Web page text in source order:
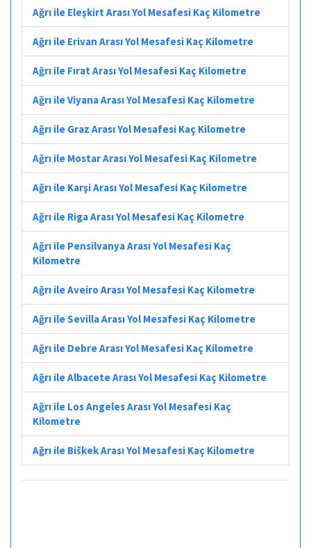
Ağrı ile Eleşkirt Arası Yol Mesafesi Kaç Kilometre
Ağrı ile Erivan Arası Yol Mesafesi Kaç Kilometre
Ağrı ile Fırat Arası Yol Mesafesi Kaç Kilometre
Ağrı ile Viyana Arası Yol Mesafesi Kaç Kilometre
Ağrı ile Graz Arası Yol Mesafesi Kaç Kilometre
Ağrı ile Mostar Arası Yol Mesafesi Kaç Kilometre
Ağrı ile Karşi Arası Yol Mesafesi Kaç Kilometre
Ağrı ile Riga Arası Yol Mesafesi Kaç Kilometre
Ağrı ile Pensilvanya Arası Yol Mesafesi Kaç
Kilometre
Ağrı ile Aveiro Arası Yol Mesafesi Kaç Kilometre
Ağrı ile Sevilla Arası Yol Mesafesi Kaç Kilometre
Ağrı ile Debre Arası Yol Mesafesi Kaç Kilometre
Ağrı ile Albacete Arası Yol Mesafesi Kaç Kilometre
Ağrı ile Los Angeles Arası Yol Mesafesi Kaç
Kilometre
Ağrı ile Biškek Arası Yol Mesafesi Kaç Kilometre